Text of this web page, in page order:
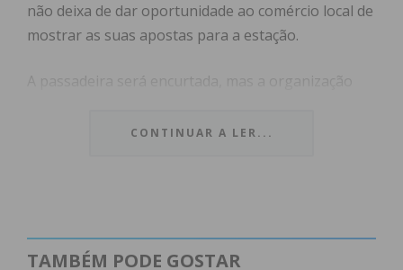
não deixa de dar oportunidade ao comércio local de
mostrar as suas apostas para a estação.
A passadeira será encurtada, mas a organização
O Largo da Ajuda, situado no coração da cidade,
Penafidelense Anabela Silva.
CONTINUAR A LER...
TAMBÉM PODE GOSTAR